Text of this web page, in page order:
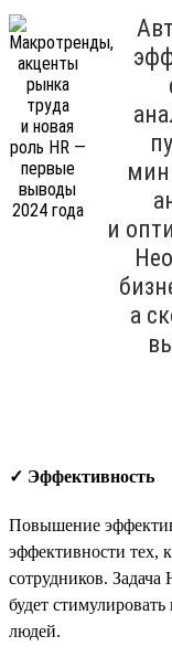
и
а
✓ Эффективность
Повышение
эффективности тех,
сотрудников.
будет
людей.